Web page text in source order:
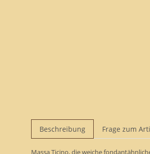
Beschreibung Frage zum
Massa Ticino, die weiche